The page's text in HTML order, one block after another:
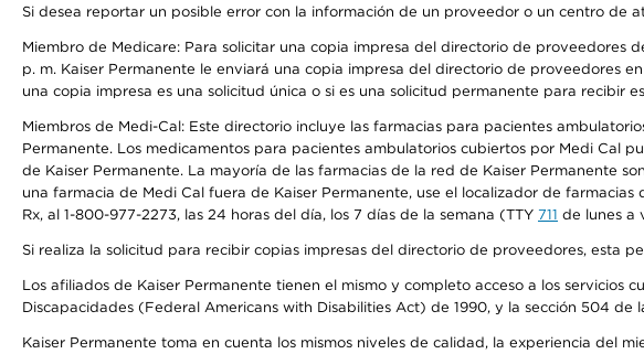
Si desea reportar un posible error con la información de un proveedor o un centro de
Miembro de Medicare: Para solicitar una copia impresa del directorio de proveedores
p. m. Kaiser Permanente le enviará una copia impresa del directorio de proveedores
una copia impresa es una solicitud única o si es una solicitud permanente para recibir
Miembros de Medi-Cal: Este directorio incluye las farmacias para pacientes
Permanente. Los medicamentos para pacientes ambulatorios cubiertos por Medi Cal
de Kaiser Permanente. La mayoría de las farmacias de la red de Kaiser Permanente
una farmacia de Medi Cal fuera de Kaiser Permanente, use el localizador de farmacias
Rx, al 1-800-977-2273, las 24 horas del día, los 7 días de la semana (TTY 711 de lunes a
Si realiza la solicitud para recibir copias impresas del directorio de proveedores, esta
Los afiliados de Kaiser Permanente tienen el mismo y completo acceso a los
Discapacidades (Federal Americans with Disabilities Act) de 1990, y la sección 504
Kaiser Permanente toma en cuenta los mismos niveles de calidad, la experiencia del